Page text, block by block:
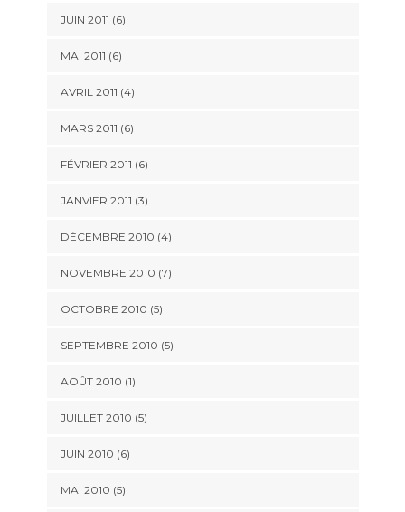
JUIN 2011 (6)
MAI 2011 (6)
AVRIL 2011 (4)
MARS 2011 (6)
FÉVRIER 2011 (6)
JANVIER 2011 (3)
DÉCEMBRE 2010 (4)
NOVEMBRE 2010 (7)
OCTOBRE 2010 (5)
SEPTEMBRE 2010 (5)
AOÛT 2010 (1)
JUILLET 2010 (5)
JUIN 2010 (6)
MAI 2010 (5)